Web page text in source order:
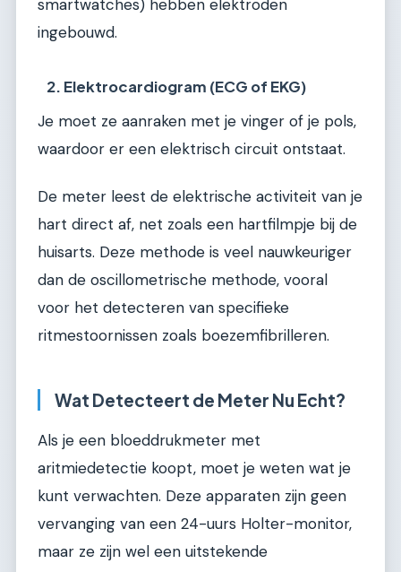
smartwatches) hebben elektroden
ingebouwd.
2. Elektrocardiogram (ECG of EKG)
Je moet ze aanraken met je vinger of je pols,
waardoor er een elektrisch circuit ontstaat.
De meter leest de elektrische activiteit van je
hart direct af, net zoals een hartfilmpje bij de
huisarts. Deze methode is veel nauwkeuriger
dan de oscillometrische methode, vooral
voor het detecteren van specifieke
ritmestoornissen zoals boezemfibrilleren.
Wat Detecteert de Meter Nu Echt?
Als je een bloeddrukmeter met
aritmiedetectie koopt, moet je weten wat je
kunt verwachten. Deze apparaten zijn geen
vervanging van een 24-uurs Holter-monitor,
maar ze zijn wel een uitstekende